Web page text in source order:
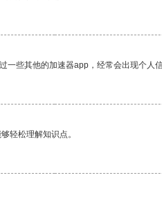
些其他的加速器app，经常会出现个人
轻松理解知识点。